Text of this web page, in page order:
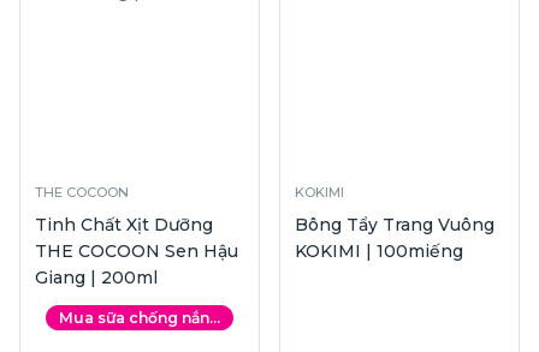
THE COCOON
Tinh Chất Xịt Dưỡng
THE COCOON Sen Hậu
Giang | 200ml
Mua sữa chống nắn...
KOKIMI
Bông Tẩy Trang Vuông
KOKIMI | 100miếng